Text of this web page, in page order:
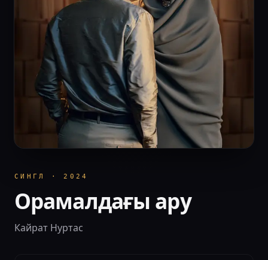
СИНГЛ ·2024
Орамалдағы ару
Кайрат Нуртас